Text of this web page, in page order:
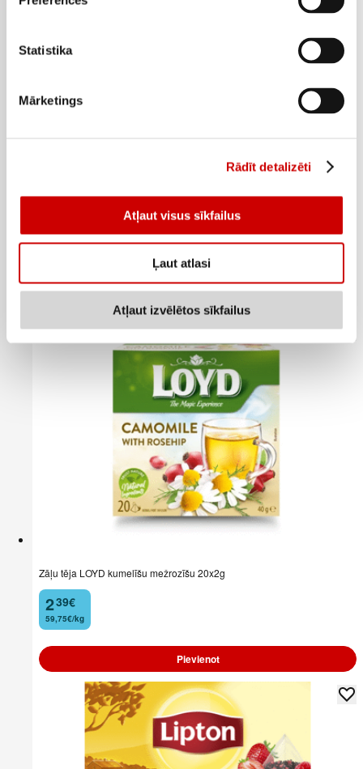
Statistika
Mārketings
Rādīt detalizēti
Atļaut visus sīkfailus
Ļaut atlasi
Atļaut izvēlētos sīkfailus
Augļu tēja APSARA Fruit Festival 100g
2
. 95€
Pievienot
Zāļu tēja LOYD kumelīšu mežrozīšu 20x2g
2
. 39€
59,75€/kg
Pievienot